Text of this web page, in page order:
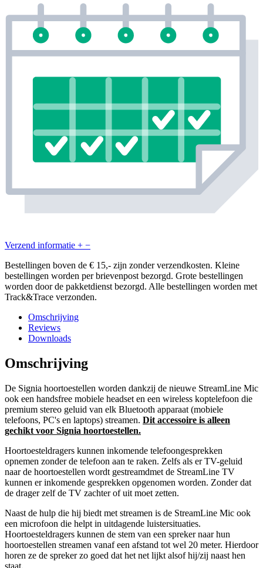
Verzend informatie + −
Bestellingen boven de € 15,- zijn zonder verzendkosten. Kleine
bestellingen worden per brievenpost bezorgd. Grote bestellingen
worden door de pakketdienst bezorgd. Alle bestellingen worden met
Track&Trace verzonden.
Omschrijving
Reviews
Downloads
Omschrijving
De Signia hoortoestellen worden dankzij de nieuwe StreamLine Mic
ook een handsfree mobiele headset en een wireless koptelefoon die
premium stereo geluid van elk Bluetooth apparaat (mobiele
telefoons, PC's en laptops) streamen. Dit accessoire is alleen
gechikt voor Signia hoortoestellen.
Hoortoesteldragers kunnen inkomende telefoongesprekken
opnemen zonder de telefoon aan te raken. Zelfs als er TV-geluid
naar de hoortoestellen wordt gestreamdmet de StreamLine TV
kunnen er inkomende gesprekken opgenomen worden. Zonder dat
de drager zelf de TV zachter of uit moet zetten.
Naast de hulp die hij biedt met streamen is de StreamLine Mic ook
een microfoon die helpt in uitdagende luistersituaties.
Hoortoesteldragers kunnen de stem van een spreker naar hun
hoortoestellen streamen vanaf een afstand tot wel 20 meter. Hierdoor
horen ze de spreker zo goed dat het net lijkt alsof hij/zij naast hen
staat.